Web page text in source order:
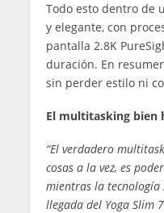
Todo esto dentro de
y elegante, con
pantalla 2.8K
duración. En
sin perder estilo ni
El multitasking bien
“El verdadero
cosas a la vez, es
mientras la tecnología
llegada del Yoga Slim